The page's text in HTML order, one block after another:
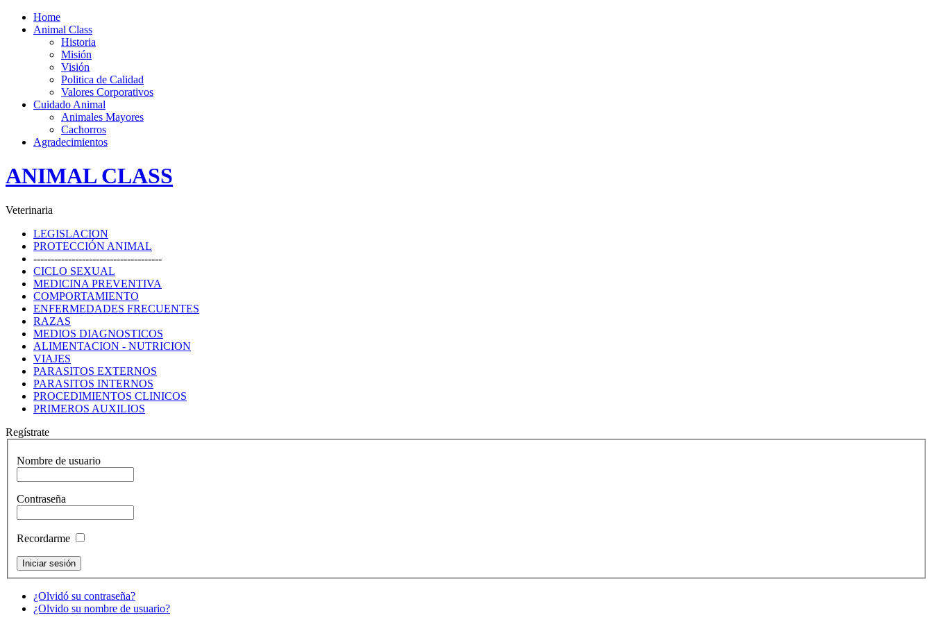
Home
Animal Class
Historia
Misión
Visión
Politica de Calidad
Valores Corporativos
Cuidado Animal
Animales Mayores
Cachorros
Agradecimientos
ANIMAL CLASS
Veterinaria
LEGISLACION
PROTECCIÓN ANIMAL
-------------------------------------
CICLO SEXUAL
MEDICINA PREVENTIVA
COMPORTAMIENTO
ENFERMEDADES FRECUENTES
RAZAS
MEDIOS DIAGNOSTICOS
ALIMENTACION - NUTRICION
VIAJES
PARASITOS EXTERNOS
PARASITOS INTERNOS
PROCEDIMIENTOS CLINICOS
PRIMEROS AUXILIOS
Regístrate
Nombre de usuario
Contraseña
Recordarme
¿Olvidó su contraseña?
¿Olvido su nombre de usuario?